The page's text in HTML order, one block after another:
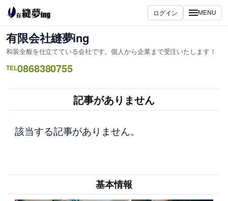
内
容
を
ス
キ
ッ
ログイン MENU
有限会社縫夢ing
和装全般を仕立てている会社です。個人から企業まで受注いたします！
TEL0868380755
記事がありません
該当する記事がありません。
基本情報